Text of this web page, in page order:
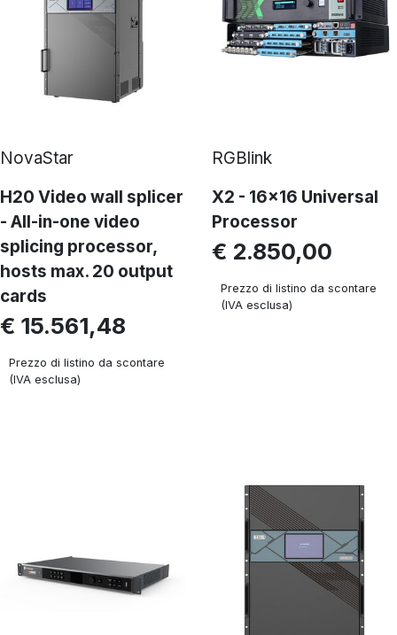
NovaStar
H20 Video wall splicer
- All-in-one video
splicing processor,
hosts max. 20 output
cards
€ 15.561,48
Prezzo di listino da scontare
(IVA esclusa)
RGBlink
X2 - 16x16 Universal
Processor
€ 2.850,00
Prezzo di listino da scontare
(IVA esclusa)